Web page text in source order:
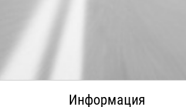
Информация